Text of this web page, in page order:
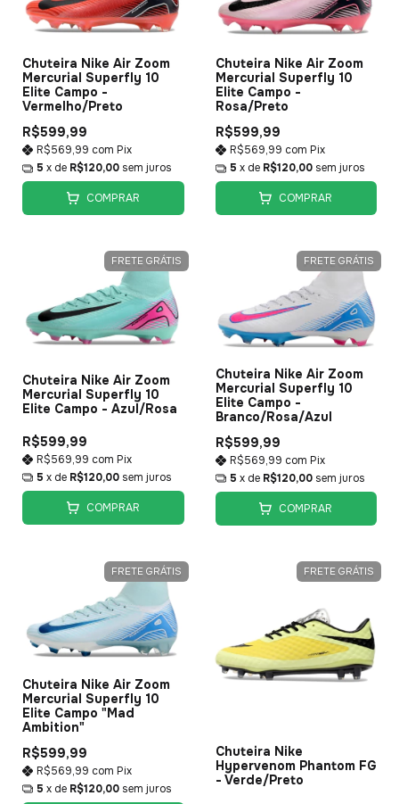
Chuteira Nike Air Zoom
Mercurial Superfly 10
Elite Campo -
Vermelho/Preto
R$599,99
R$569,99 com Pix
5 x de R$120,00 sem juros
COMPRAR
Chuteira Nike Air Zoom
Mercurial Superfly 10
Elite Campo -
Rosa/Preto
R$599,99
R$569,99 com Pix
5 x de R$120,00 sem juros
COMPRAR
FRETE GRÁTIS
Chuteira Nike Air Zoom
Mercurial Superfly 10
Elite Campo - Azul/Rosa
R$599,99
R$569,99 com Pix
5 x de R$120,00 sem juros
COMPRAR
FRETE GRÁTIS
Chuteira Nike Air Zoom
Mercurial Superfly 10
Elite Campo -
Branco/Rosa/Azul
R$599,99
R$569,99 com Pix
5 x de R$120,00 sem juros
COMPRAR
FRETE GRÁTIS
Chuteira Nike Air Zoom
Mercurial Superfly 10
Elite Campo "Mad
Ambition"
R$599,99
R$569,99 com Pix
5 x de R$120,00 sem juros
FRETE GRÁTIS
Chuteira Nike
Hypervenom Phantom FG
- Verde/Preto